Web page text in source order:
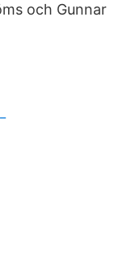
och Gunnar